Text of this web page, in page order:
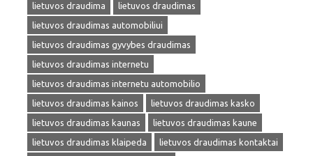
lietuvos draudima
lietuvos draudimas
lietuvos draudimas automobiliui
lietuvos draudimas gyvybes draudimas
lietuvos draudimas internetu
lietuvos draudimas internetu automobilio
lietuvos draudimas kainos
lietuvos draudimas kasko
lietuvos draudimas kaunas
lietuvos draudimas kaune
lietuvos draudimas klaipeda
lietuvos draudimas kontaktai